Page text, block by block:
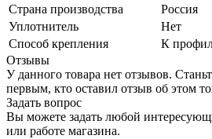
Страна производства
Россия
Уплотнитель
Нет
Способ крепления
К
Отзывы
У данного товара нет отзывов.
первым, кто оставил отзыв об этом
Задать вопрос
Вы можете задать любой
или работе магазина.